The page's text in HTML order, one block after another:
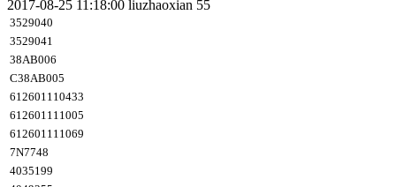
2017-08-25 11:18:00 liuzhaoxian 55
3529040
3529041
38AB006
C38AB005
612601110433
612601111005
612601111069
7N7748
4035199